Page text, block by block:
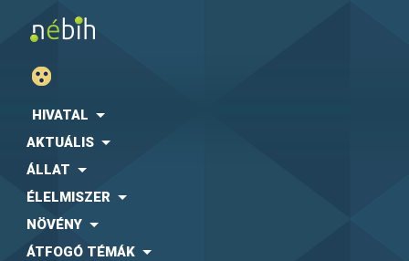
HIVATAL
AKTUÁLIS
ÁLLAT
ÉLELMISZER
NÖVÉNY
ÁTFOGÓ TÉMÁK